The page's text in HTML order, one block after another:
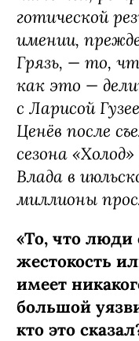
готической
имении,
Грязь, — то,
как это —
с Ларисой
Ценёв после
сезона
Влада в
миллионы
«То, что
жестокость
имеет
большой
кто это